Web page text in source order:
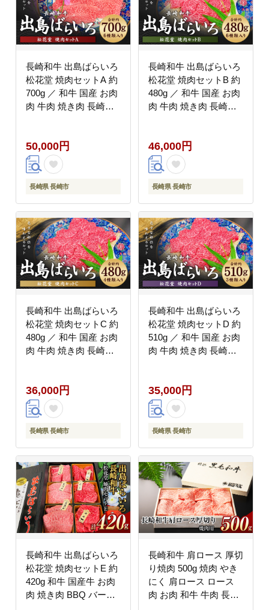
長崎和牛 出島ばらいろ
松花堂 焼肉セットA 約
700g ／ 和牛 国産 お肉
肉 牛肉 焼き肉 長崎県
50,000円
長崎県 長崎市
長崎和牛 出島ばらいろ
松花堂 焼肉セットB 約
480g ／ 和牛 国産 お肉
肉 牛肉 焼き肉 長崎県
46,000円
長崎県 長崎市
長崎和牛 出島ばらいろ
松花堂 焼肉セットC 約
480g ／ 和牛 国産 お肉
肉 牛肉 焼き肉 長崎県
36,000円
長崎県 長崎市
長崎和牛 出島ばらいろ
松花堂 焼肉セットD 約
510g ／ 和牛 国産 お肉
肉 牛肉 焼き肉 長崎県
35,000円
長崎県 長崎市
長崎和牛 出島ばらいろ
松花堂 焼肉セットE 約
420g 和牛 国産牛 お肉
肉 焼き肉 BBQ バーベ
長崎和牛 肩ロース 厚切
り焼肉 500g 焼肉 やき
にく 肩ロース ロース
肉 お肉 和牛 牛肉 長崎